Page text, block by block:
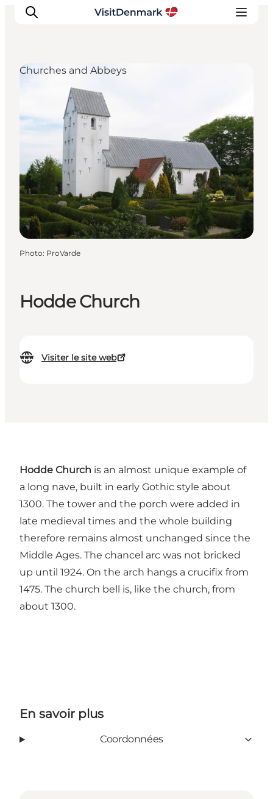
Inspirations
Destinations
Quoi faire
Hébergements
Planifiez votre voyage
Hodde Church
Visiter le site web
Churches and Abbeys
Photo: ProVarde
Hodde Church is an almost unique example of
a long nave, built in early Gothic style about
1300. The tower and the porch were added in
late medieval times and the whole building
therefore remains almost unchanged since the
Middle Ages. The chancel arc was not bricked
up until 1924. On the arch hangs a crucifix from
1475. The church bell is, like the church, from
about 1300.
En savoir plus
Coordonnées